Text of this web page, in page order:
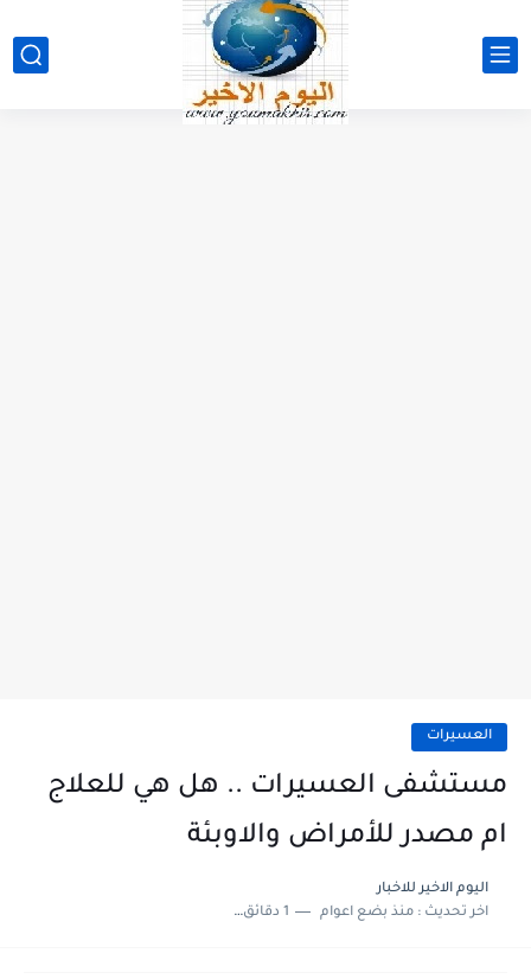
العسيرات
مستشفى العسيرات .. هل هي للعلاج
ام مصدر للأمراض والاوبئة
اليوم الاخير للاخبار
اخر تحديث :منذ بضع اعوام 1 دقائق للقراءة